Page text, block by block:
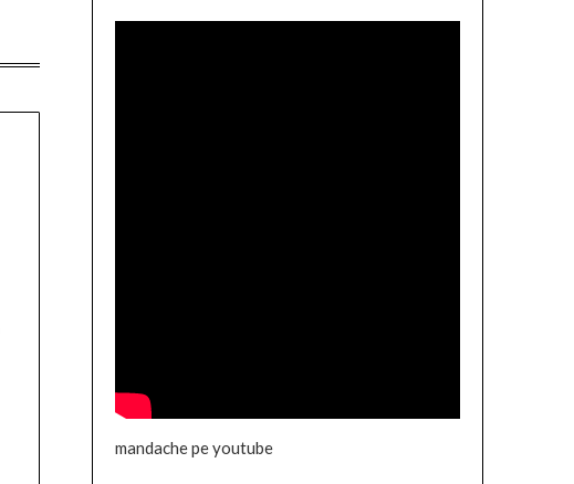
mandache pe youtube